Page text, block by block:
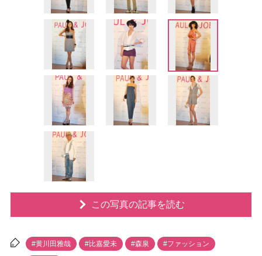
この写真の記事を読む
#黄川田雅哉 #比嘉愛未 #森泉 #ファッション